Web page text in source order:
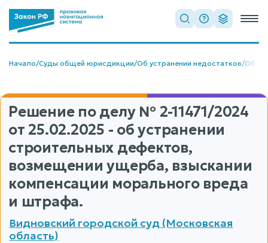
Начало/Суды общей юрисдикции/Об устранении недостатков/Об
Решение по делу № 2-11471/2024
от 25.02.2025 - об устранении
строительных дефектов,
возмещении ущерба, взыскании
компенсации морального вреда
и штрафа.
Видновский городской суд (Московская
область)